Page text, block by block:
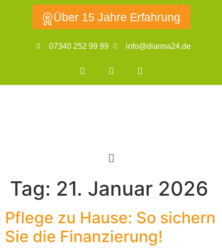
Über 15 Jahre Erfahrung
07340 252 99 99 info@dianna24.de
Tag: 21. Januar 2026
Pflege zu Hause: So sichern
Sie die Finanzierung!